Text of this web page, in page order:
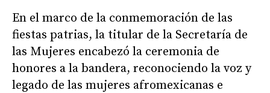
En el marco de la conmemoración de las
fiestas patrias, la titular de la Secretaría de
las Mujeres encabezó la ceremonia de
honores a la bandera, reconociendo la voz y
legado de las mujeres afromexicanas e